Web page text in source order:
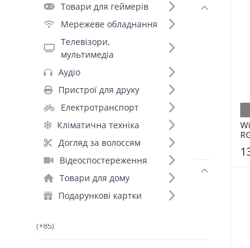
Товари для геймерів
Мережеве обладнання
Телевізори,
мультимедіа
Аудіо
Пристрої для друку
Електротранспорт
Кліматична техніка
Догляд за волоссям
Відеоспостереження
Товари для дому
Подарункові картки
Бренд (8)
Mikrotik (19)
Ruijie (7)
TP-Link (6)
NanoStation (3)
Starlink (2)
Tenda (2)
Ubiquiti (1)
ZyXEL (1)
Тип точки доступу (2)
Для зовнішнього використання (41)
(+85)